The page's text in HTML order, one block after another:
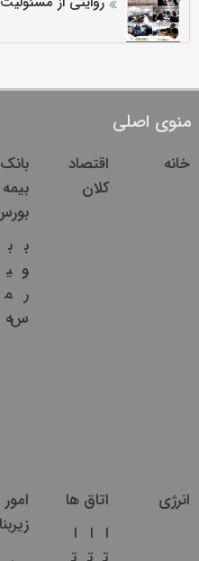
منوی اصلی
خانه
اقتصاد
کلان
ب
و
ر
س
ب
ی
م
ه
انرژی
اتاق ها
ا ا ا
امور